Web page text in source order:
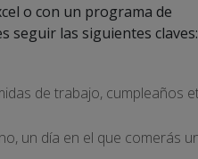
o con un programa de
seguir las siguientes claves:
de trabajo, cumpleaños
un día en el que comerás